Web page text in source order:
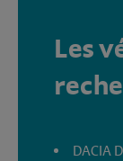
Les
DACIA